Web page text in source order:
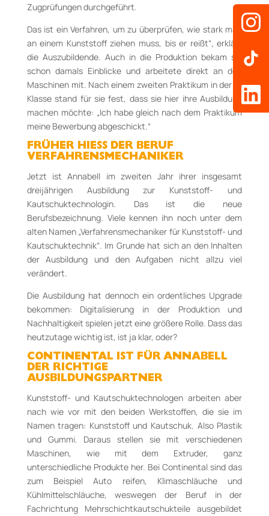
Zugprüfungen durchgeführt.
Das ist ein Verfahren, um zu überprüfen, wie stark man
an einem Kunststoff ziehen muss, bis er reißt“, erklärt
die Auszubildende. Auch in die Produktion bekam sie
schon damals Einblicke und arbeitete direkt an den
Maschinen mit. Nach einem zweiten Praktikum in der 9.
Klasse stand für sie fest, dass sie hier ihre Ausbildung
machen möchte: „Ich habe gleich nach dem Praktikum
meine Bewerbung abgeschickt.“
FRÜHER HIESS DER BERUF V
ERFAHRENSMECHANIKER
Jetzt ist Annabell im zweiten Jahr ihrer insgesamt
dreijährigen Ausbildung zur Kunststoff- und
Kautschuktechnologin. Das ist die neue
Berufsbezeichnung. Viele kennen ihn noch unter dem
alten Namen „Verfahrensmechaniker für Kunststoff- und
Kautschuktechnik“. Im Grunde hat sich an den Inhalten
der Ausbildung und den Aufgaben nicht allzu viel
verändert.
Die Ausbildung hat dennoch ein ordentliches Upgrade
bekommen: Digitalisierung in der Produktion und
Nachhaltigkeit spielen jetzt eine größere Rolle. Dass das
heutzutage wichtig ist, ist ja klar, oder?
CONTINENTAL IST FÜR ANNABELL
DER RICHTIGE
AUSBILDUNGSPARTNER
Kunststoff- und Kautschuktechnologen arbeiten aber
nach wie vor mit den beiden Werkstoffen, die sie im
Namen tragen: Kunststoff und Kautschuk. Also Plastik
und Gummi. Daraus stellen sie mit verschiedenen
Maschinen, wie mit dem Extruder, ganz
unterschiedliche Produkte her. Bei Continental sind das
zum Beispiel Auto reifen, Klimaschläuche und
Kühlmittelschläuche, weswegen der Beruf in der
Fachrichtung Mehrschichtkautschukteile ausgebildet